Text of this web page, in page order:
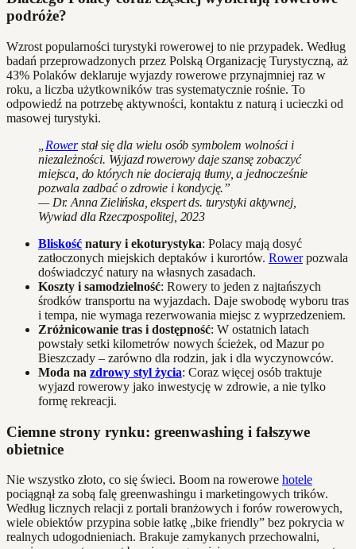
podróże?
Wzrost popularności turystyki rowerowej to nie przypadek. Według
badań przeprowadzonych przez Polską Organizację Turystyczną, aż
43% Polaków deklaruje wyjazdy rowerowe przynajmniej raz w
roku, a liczba użytkowników tras systematycznie rośnie. To
odpowiedź na potrzebę aktywności, kontaktu z naturą i ucieczki od
masowej turystyki.
Rowerstał się dla wielu osób symbolem wolności i
niezależności. Wyjazd rowerowy daje szansę zobaczyć
miejsca, do których nie docierają tłumy, a jednocześnie
pozwala zadbać o zdrowie i kondycję.”
— Dr. Anna Zielińska, ekspert ds. turystyki aktywnej,
Wywiad dla Rzeczpospolitej, 2023
Bliskość natury i ekoturystyka: Polacy mają dosyć
zatłoczonych miejskich deptaków i kurortów. Rowerpozwala
doświadczyć natury na własnych zasadach.
Koszty i samodzielność: Rowery to jeden z najtańszych
środków transportu na wyjazdach. Daje swobodę wyboru tras
i tempa, nie wymaga rezerwowania miejsc z wyprzedzeniem.
Zróżnicowanie tras i dostępność: W ostatnich latach
powstały setki kilometrów nowych ścieżek, od Mazur po
Bieszczady – zarówno dla rodzin, jak i dla wyczynowców.
Moda na zdrowy styl życia: Coraz więcej osób traktuje
wyjazd rowerowy jako inwestycję w zdrowie, a nie tylko
formę rekreacji.
Ciemne strony rynku: greenwashing i fałszywe
obietnice
Nie wszystko złoto, co się świeci. Boom na rowerowe hotele
pociągnął za sobą falę greenwashingu i marketingowych trików.
Według licznych relacji z portali branżowych i forów rowerowych,
wiele obiektów przypina sobie łatkę „bike friendly” bez pokrycia w
realnych udogodnieniach. Brakuje zamykanych przechowalni,